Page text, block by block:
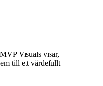
Visuals visar,
till ett värdefullt